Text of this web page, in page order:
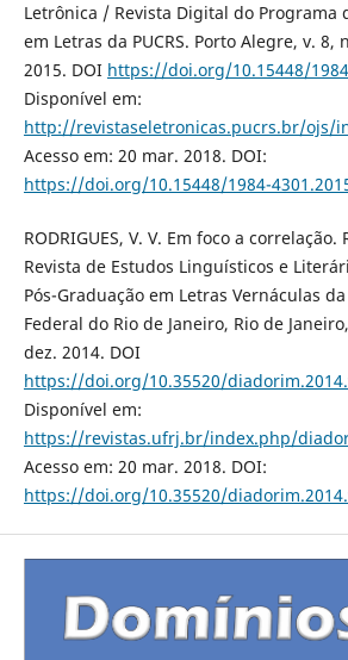
Letrônica / Revista Digital do Programa
em Letras da PUCRS. Porto Alegre, v. 8,
2015. DOI https://doi.org/10.15448/
Disponível em:
http://revistaseletronicas.pucrs.br/ojs/
Acesso em: 20 mar. 2018. DOI:
https://doi.org/10.15448/1984-
RODRIGUES, V. V. Em foco a
Revista de Estudos Linguísticos e
Pós-Graduação em Letras Vernáculas
Federal do Rio de Janeiro, Rio de
dez. 2014. DOI
https://doi.org/10.35520/
Disponível em:
https://revistas.ufrj.br/index.php/
Acesso em: 20 mar. 2018. DOI:
https://doi.org/10.35520/